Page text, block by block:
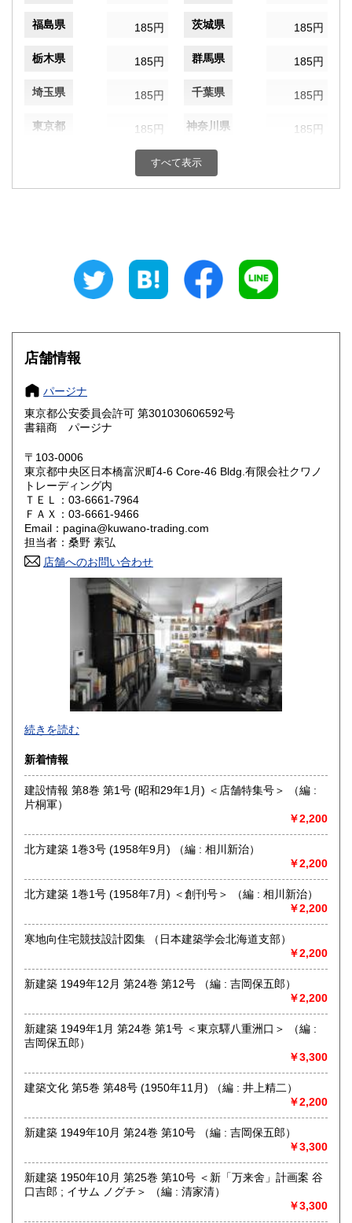
福島県 185円 茨城県 185円
栃木県 185円 群馬県 185円
埼玉県 185円 千葉県 185円
東京都 185円 神奈川県 185円
185円 富山県
185円 静岡県
185円 三重県
185円 185円
大阪府
奈良県
鳥取県
岡山県 185円 185円
山口県 185円
香川県 185円 愛媛県
高知県 185円
185円 長崎県
185円 大分県
185円 鹿児島県
185円
すべて表示
店舗情報
パージナ
東京都公安委員会許可 第301030606592号
書籍商 パージナ
〒103-0006
東京都中央区日本橋富沢町4-6 Core-46 Bldg.有限会社クワノ
トレーディング内
ＴＥＬ：03-6661-7964
ＦＡＸ：03-6661-9466
Email：pagina@kuwano-trading.com
担当者：桑野 素弘
店舗へのお問い合わせ
グラフィックデザイン、イラストレーション、タイポグラフ
ィ、プロダクトデザイン、インテリア、建築、広告、写真に
関する資料を扱っています。買取りも積極的に行っておりま
すので、出張・宅配買取ともに、お気軽にご連絡ください。
沿線名：東京メトロ日比谷線
最寄駅：人形町
定休日：土曜日・日曜日・祝日
書籍、雑誌の買取り強化中です。グラフィックデザイン、イ
ラストレーション、タイポグラフィ、プロダクトデザイン、
インテリア、建築、広告、写真、美術関係の蔵書の処分をお
考えの際にはメール、電話、ファックスでご連絡下さい。誠
取り扱い分野
ザイン、建築、インテリアデザイン、美術、工芸、広告、写
真、印刷(タイポグラフィー)
続きを読む
新着情報
建設情報 第8巻 第1号 (昭和29年1月) ＜店舗特集号＞ （編 :
片桐軍）
￥2,200
北方建築 1巻3号 (1958年9月) （編 : 相川新治）
￥2,200
北方建築 1巻1号 (1958年7月) ＜創刊号＞ （編 : 相川新治）
￥2,200
寒地向住宅競技設計図集 （日本建築学会北海道支部）
￥2,200
新建築 1949年12月 第24巻 第12号 （編 : 吉岡保五郎）
￥2,200
新建築 1949年1月 第24巻 第1号 ＜東京驛八重洲口＞ （編 :
吉岡保五郎）
￥3,300
建築文化 第5巻 第48号 (1950年11月) （編 : 井上精二）
￥2,200
新建築 1949年10月 第24巻 第10号 （編 : 吉岡保五郎）
￥3,300
新建築 1950年10月 第25巻 第10号 ＜新「万来舍」計画案 谷
口吉郎 ; イサム ノグチ＞ （編 : 清家清）
￥3,300